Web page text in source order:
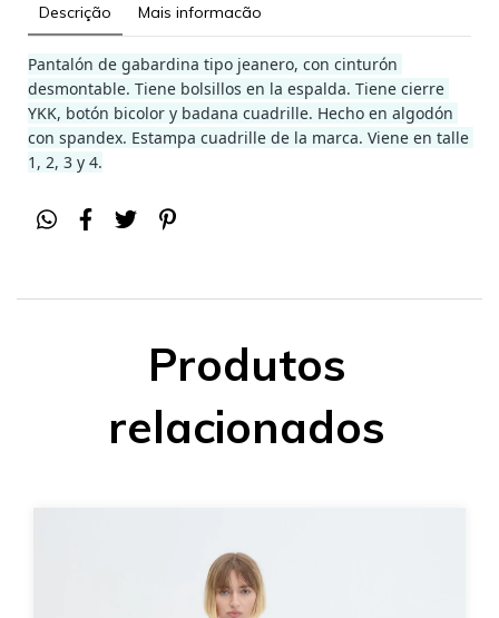
Descrição Mais informacão
Pantalón de gabardina tipo jeanero, con cinturón
desmontable. Tiene bolsillos en la espalda. Tiene cierre
YKK, botón bicolor y badana cuadrille. Hecho en algodón
con spandex. Estampa cuadrille de la marca. Viene en talle
1, 2, 3 y 4.
Produtos
relacionados